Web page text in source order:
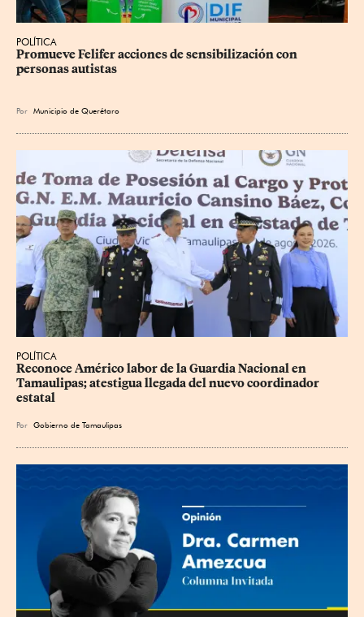
POLÍTICA
Promueve Felifer acciones de sensibilización con
personas autistas
Por Municipio de Querétaro
POLÍTICA
Reconoce Américo labor de la Guardia Nacional en
Tamaulipas; atestigua llegada del nuevo coordinador
estatal
Por Gobierno de Tamaulipas